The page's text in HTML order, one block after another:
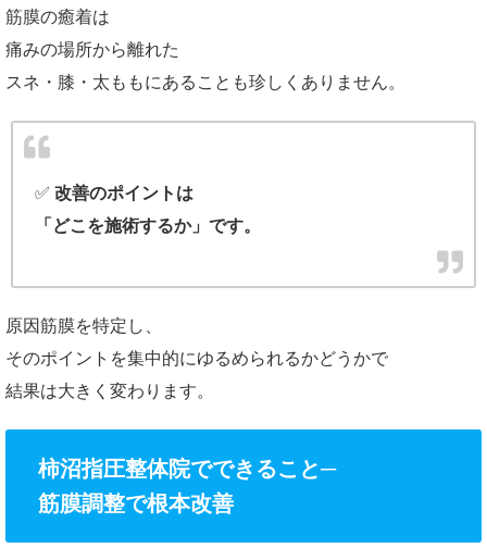
筋膜の癒着は
痛みの場所から離れた
スネ・膝・太ももにあることも珍しくありません。
✅ 改善のポイントは
「どこを施術するか」です。
原因筋膜を特定し、
そのポイントを集中的にゆるめられるかどうかで
結果は大きく変わります。
柿沼指圧整体院でできること─
筋膜調整で根本改善